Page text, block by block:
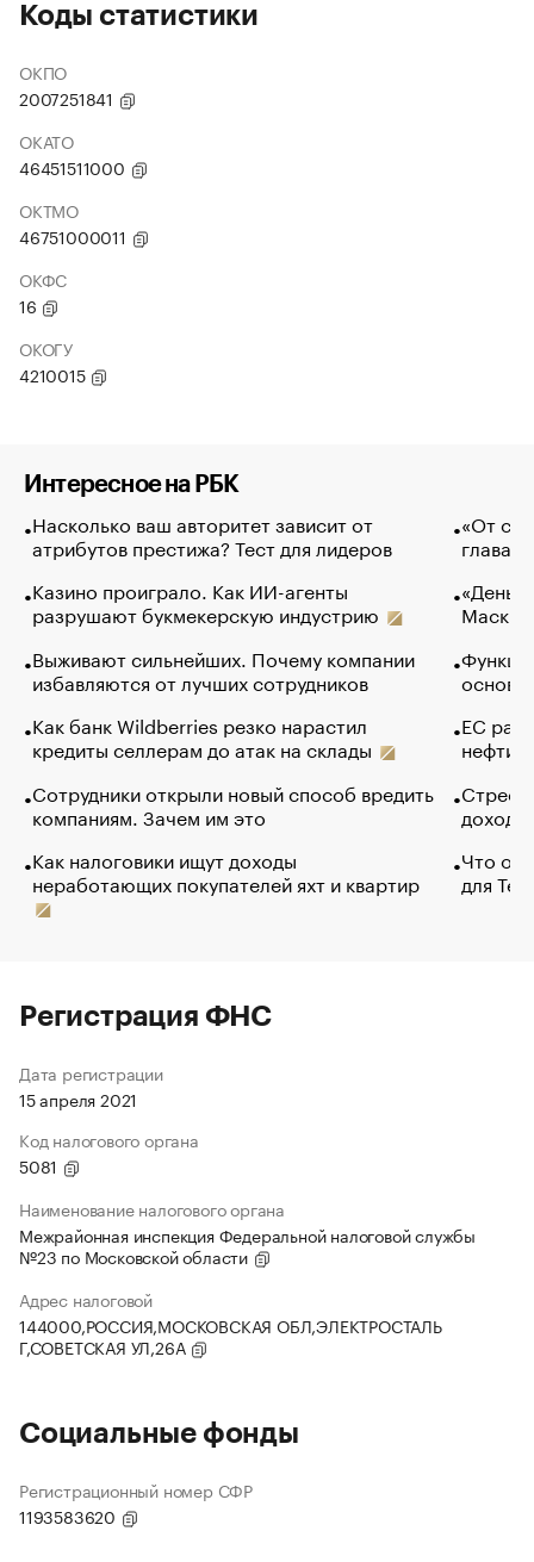
Коды статистики
ОКПО
2007251841
ОКАТО
46451511000
ОКТМО
46751000011
ОКФС
16
ОКОГУ
4210015
Интересное на РБК
Насколько ваш авторитет зависит от
атрибутов престижа? Тест для лидеров
Казино проиграло. Как ИИ-агенты
разрушают букмекерскую индустрию
Выживают сильнейших. Почему компании
избавляются от лучших сотрудников
Как банк Wildberries резко нарастил
кредиты селлерам до атак на склады
Сотрудники открыли новый способ вредить
компаниям. Зачем им это
Как налоговики ищут доходы
неработающих покупателей яхт и квартир
«От
глава
Маск в
основ
ЕС
нефти
Что
для
Регистрация ФНС
Дата регистрации
15 апреля 2021
Код налогового органа
5081
Наименование налогового органа
Межрайонная инспекция Федеральной налоговой службы
№23 по Московской области
Адрес налоговой
144000,РОССИЯ,МОСКОВСКАЯ ОБЛ,ЭЛЕКТРОСТАЛЬ
Г,СОВЕТСКАЯ УЛ,26А
Социальные фонды
Регистрационный номер СФР
1193583620